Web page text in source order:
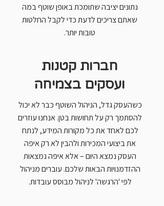
נתונים יציבה שתומכת באופן שוטף במה
שאתם צריכים לדעת כדי לקבל החלטות
טובות יותר.
חברות קטנות
ועסקים בצמיחה
כשהעסק גדל, הניהול השוטף כבר לא יכול
להסתמך רק על תחושות בטן. אנחנו עוזרים
לכם לאחד את כל מקורות המידע, לנתח
את ביצועי המכירות ולהבין לא רק איפה
העסק נמצא היום – אלא איפה נמצאות
ההזדמנויות הבאות שלכם. עוברים מניהול
לפי 'הרגשה' לניהול מבוסס עובדות.